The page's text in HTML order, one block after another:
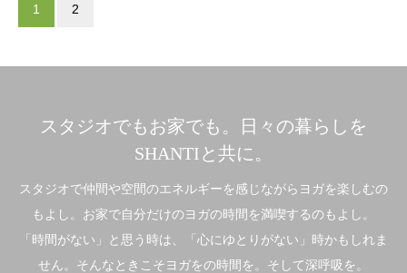
1 2
スタジオでもお家でも。日々の暮らしを
SHANTIと共に。
スタジオで仲間や空間のエネルギーを感じながらヨガを楽しむの
もよし。お家で自分だけのヨガの時間を満喫するのもよし。
「時間がない」と思う時は、「心にゆとりがない」時かもしれま
せん。そんなときこそヨガをの時間を。そして深呼吸を。